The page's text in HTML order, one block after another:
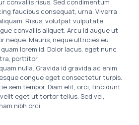
convallis risus. Sed condimentum
faucibus consequat, urna. Viverra
Risus, volutpat vulputate
convallis aliquet. Arcu id augue ut
neque. Mauris, neque ultricies eu
lorem id. Dolor lacus, eget nunc
porttitor.
nulla. Gravida id gravida ac enim
congue eget consectetur turpis.
sem tempor. Diam elit, orci, tincidunt
eget ut tortor tellus. Sed vel,
nibh orci.